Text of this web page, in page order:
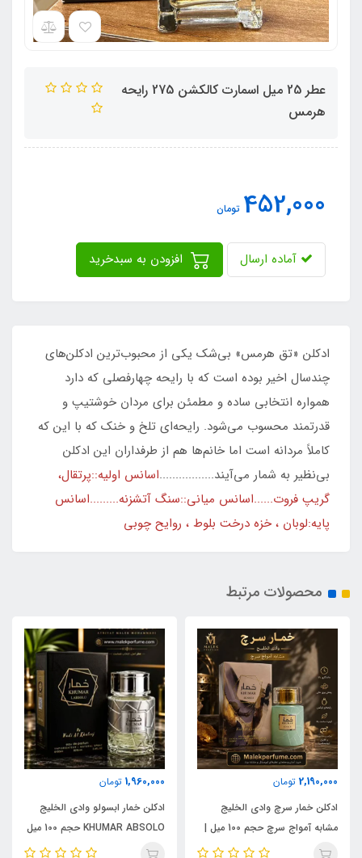
عطر 25 میل اسمارت کالکشن 275 رایحه
هرمس
452,000 تومان
آماده ارسال
ادکلن «تق هرمس» بی‌شک یکی از محبوب‌ترین ادکلن‌های
چندسال اخیر بوده است که با رایحه چهارفصلی که دارد
همواره انتخابی ساده و مطمئن برای مردان خوشتیپ و
قدرتمند محسوب می‌شود. رایحه‌ای تلخ و خنک که با این که
کاملاً مردانه است اما خانم‌ها هم از طرفداران این ادکلن
بی‌نظیر به شمار می‌آیند.................اسانس اولیه::پرتقال،
گریپ فروت......اسانس میانی::سنگ آتشزنه.........اسانس
پایه:لوبان ، خزه درخت بلوط ، روایح چوبی
محصولات مرتبط
2,190,000 تومان
ادکلن خمار سرچ وادی الخلیج
مشابه آمواج سرچ حجم 100 میل |
KHUMAR Search Eau de
1,960,000 تومان
ادکلن خمار ابسولو وادی الخلیج
KHUMAR ABSOLO حجم 100 میل
| مشابه اورجینال ایو سن لورن مای